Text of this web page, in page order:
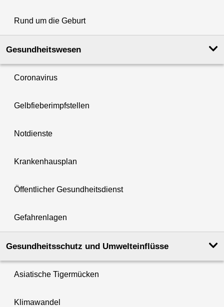
Rund um die Geburt
Gesundheits­wesen
Coronavirus
Gelbfieberimpfstellen
Notdienste
Krankenhausplan
Öffentlicher Gesundheitsdienst
Gefahrenlagen
Gesundheits­schutz und Umwelt­einflüsse
Asiatische Tigermücken
Klimawandel